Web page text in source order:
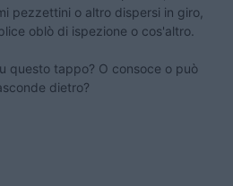
pezzettini o altro dispersi in giro,
oblò di ispezione o cos'altro.
questo tappo? O consoce o può
dietro?